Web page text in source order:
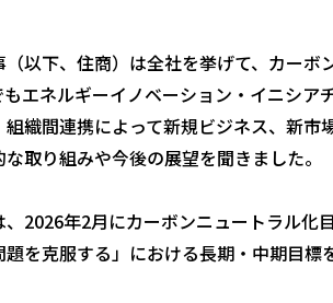
（以下、住商）は全社を挙げて、カー
もエネルギーイノベーション・イニシ
組織間連携によって新規ビジネス、新
取り組みや今後の展望を聞きました。
2026年2月にカーボンニュートラル化
題を克服する」における長期・中期目